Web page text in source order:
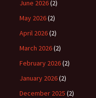
June 2026(2)
May 2026(2)
April 2026(2)
March 2026(2)
February 2026(2)
January 2026(2)
December 2025 (2)